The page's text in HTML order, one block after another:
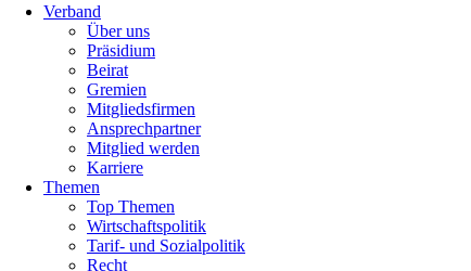
Verband
Über uns
Präsidium
Beirat
Gremien
Mitgliedsfirmen
Ansprechpartner
Mitglied werden
Karriere
Themen
Top Themen
Wirtschaftspolitik
Tarif- und Sozialpolitik
Recht